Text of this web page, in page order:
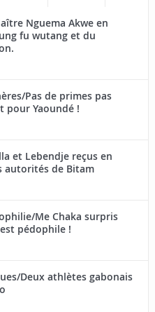
Nguema Akwe en
fu wutang et du
Pas de primes pas
pour Yaoundé !
et Lebendje reçus en
autorités de Bitam
Me Chaka surpris
pédophile !
Deux athlètes gabonais